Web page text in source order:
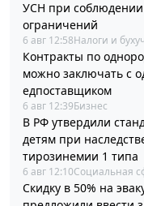
УСН при соблюдении
ограничений
6 авг 12:58Налоги и
Контракты по
можно заключать с
едпоставщиком
6 авг 12:39Бизнес
В РФ утвердили
детям при
тирозинемии 1 типа
6 авг 12:10Социальная
Скидку в 50% на